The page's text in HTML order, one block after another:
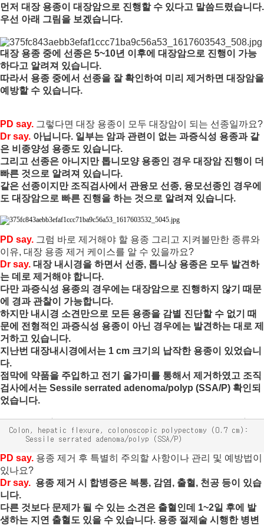
먼저 대장 용종이 대장암으로 진행할 수 있다고 말씀드렸습니다.
우선 아래 그림을 보겠습니다.
대장 용종 중에 선종은 5~10년 이후에 대장암으로 진행이 가능
하다고 알려져 있습니다.
따라서 용종 중에서 선종을 잘 확인하여 미리 제거하면 대장암을
PD say.
Dr say. 아닙니다. 일부는 암과 관련이 없는 과증식성 용종과 같
은 비종양성 용종도 있습니다.
그리고 선종은 아니지만 톱니모양 용종인 경우 대장암 진행이 더
빠른 것으로 알려져 있습니다.
같은 선종이지만 조직검사에서 관융모 선종, 융모선종인 경우에
도 대장암으로 빠른 진행을 하는 것으로 알려져 있습니다.
PD say. 그럼 바로 제거해야 할 용종 그리고 지켜볼만한 종류와
이유, 대장 용종 제거 케이스를 알 수 있을까요?
Dr say. 대장 내시경을 하면서 선종, 톱니상 용종은 모두 발견하
는 데로 제거해야 합니다.
다만 과증식성 용종의 경우에는 대장암으로 진행하지 않기 때문
에 경과 관찰이 가능합니다.
하지만 내시경 소견만으로 모든 용종을 감별 진단할 수 없기 때
문에 전형적인 과증식성 용종이 아닌 경우에는 발견하는 대로 제
거하고 있습니다.
지난번 대장내시경에서는 1 cm 크기의 납작한 용종이 있었습니
다.
점막에 약품을 주입하고 전기 올가미를 통해서 제거하였고 조직
검사에서는 Sessile serrated adenoma/polyp (SSA/P) 확인되
었습니다.
PD say. 용종 제거 후 특별히 주의할 사항이나 관리 및 예방법이
있나요?
Dr say. 용종 제거 시 합병증은 복통, 감염, 출혈, 천공 등이 있습
니다.
다른 것보다 문제가 될 수 있는 소견은 출혈인데 1~2일 후에 발
생하는 지연 출혈도 있을 수 있습니다. 용종 절제술 시행한 병변